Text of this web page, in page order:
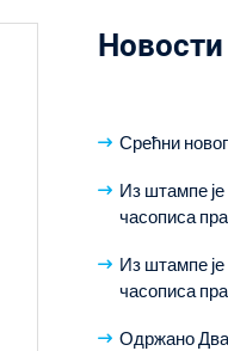
Новости
Срећни
Из штампе је
часописа
Из штампе је
часописа
Одржано